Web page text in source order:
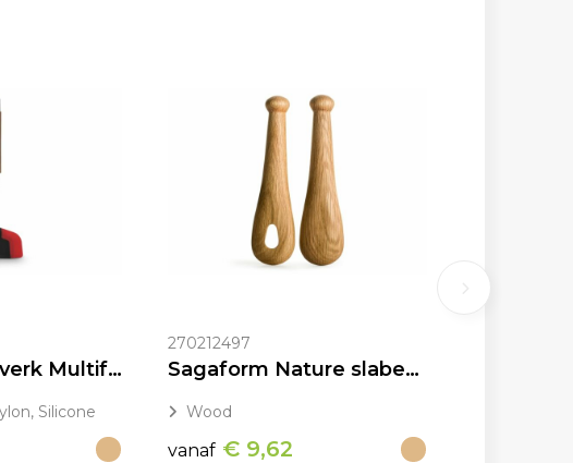
Orrefors Jernverk Multifunctionele Chopper BlackSmith serie
Silicone
270212497
Sagaform Nature slabestek 2 st.
Wood
vanaf € 9,62